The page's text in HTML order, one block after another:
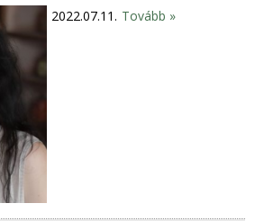
2022.07.11. Tovább »